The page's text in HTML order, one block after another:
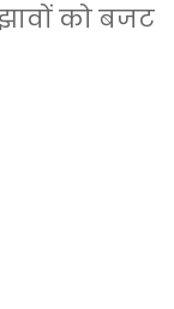
को बजट